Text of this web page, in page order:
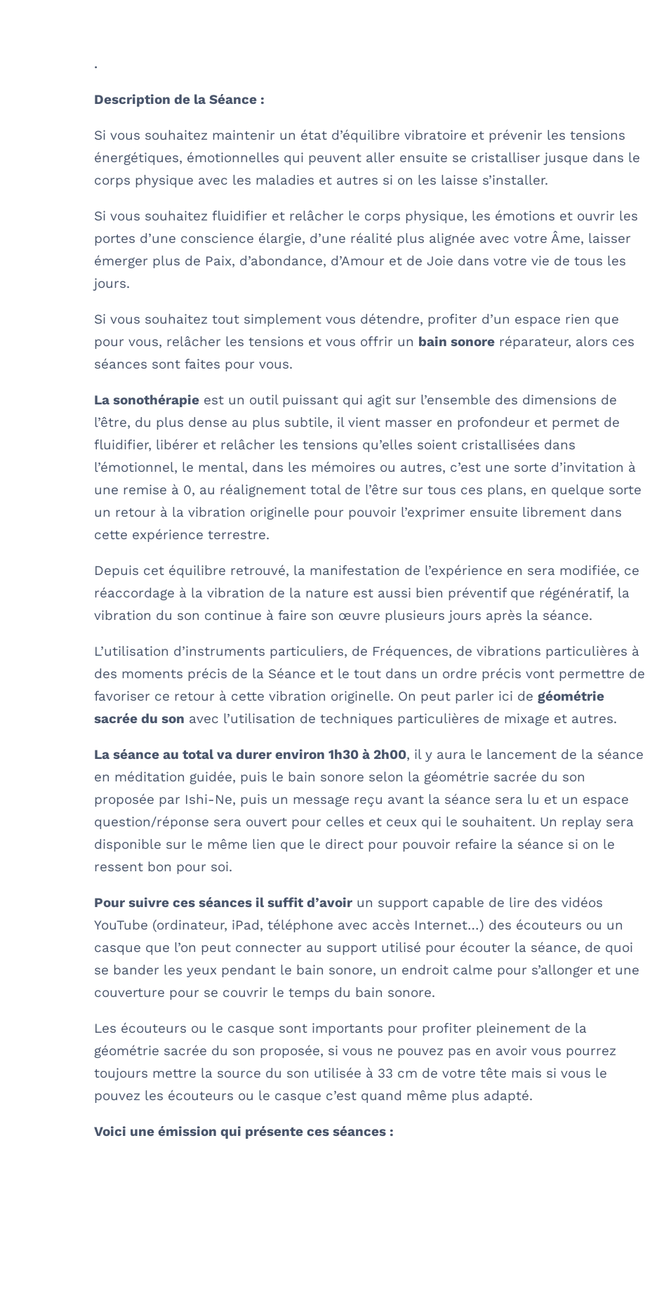
.
Description de la Séance :
Si vous souhaitez maintenir un état d’équilibre vibratoire et prévenir les tensions
énergétiques, émotionnelles qui peuvent aller ensuite se cristalliser jusque dans le
corps physique avec les maladies et autres si on les laisse s’installer.
Si vous souhaitez fluidifier et relâcher le corps physique, les émotions et ouvrir les
portes d’une conscience élargie, d’une réalité plus alignée avec votre Âme, laisser
émerger plus de Paix, d’abondance, d’Amour et de Joie dans votre vie de tous les
jours.
Si vous souhaitez tout simplement vous détendre, profiter d’un espace rien que
pour vous, relâcher les tensions et vous offrir un bain sonore réparateur, alors ces
séances sont faites pour vous.
La sonothérapie est un outil puissant qui agit sur l’ensemble des dimensions de
l’être, du plus dense au plus subtile, il vient masser en profondeur et permet de
fluidifier, libérer et relâcher les tensions qu’elles soient cristallisées dans
l’émotionnel, le mental, dans les mémoires ou autres, c’est une sorte d’invitation à
une remise à 0, au réalignement total de l’être sur tous ces plans, en quelque sorte
un retour à la vibration originelle pour pouvoir l’exprimer ensuite librement dans
cette expérience terrestre.
Depuis cet équilibre retrouvé, la manifestation de l’expérience en sera modifiée, ce
réaccordage à la vibration de la nature est aussi bien préventif que régénératif, la
vibration du son continue à faire son œuvre plusieurs jours après la séance.
L’utilisation d’instruments particuliers, de Fréquences, de vibrations particulières à
des moments précis de la Séance et le tout dans un ordre précis vont permettre de
favoriser ce retour à cette vibration originelle. On peut parler ici degéométrie
sacrée du son avec l’utilisation de techniques particulières de mixage et autres.
La séance au total va durer environ 1h30 à 2h00, il y aura le lancement de la séance
en méditation guidée, puis le bain sonore selon la géométrie sacrée du son
proposée par Ishi-Ne, puis un message reçu avant la séance sera lu et un espace
question/réponse sera ouvert pour celles et ceux qui le souhaitent. Un replay sera
disponible sur le même lien que le direct pour pouvoir refaire la séance si on le
ressent bon pour soi.
Pour suivre ces séances il suffit d’avoir un support capable de lire des vidéos
YouTube (ordinateur, iPad, téléphone avec accès Internet…) des écouteurs ou un
casque que l’on peut connecter au support utilisé pour écouter la séance, de quoi
se bander les yeux pendant le bain sonore, un endroit calme pour s’allonger et une
couverture pour se couvrir le temps du bain sonore.
Les écouteurs ou le casque sont importants pour profiter pleinement de la
géométrie sacrée du son proposée, si vous ne pouvez pas en avoir vous pourrez
toujours mettre la source du son utilisée à 33 cm de votre tête mais si vous le
pouvez les écouteurs ou le casque c’est quand même plus adapté.
Voici une émission qui présente ces séances :